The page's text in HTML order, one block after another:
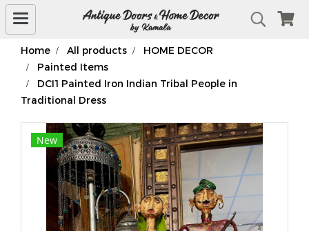
Home All products
HOME DECOR
Painted Items
DCI1 Painted Iron Indian Tribal People in
Traditional Dress
New